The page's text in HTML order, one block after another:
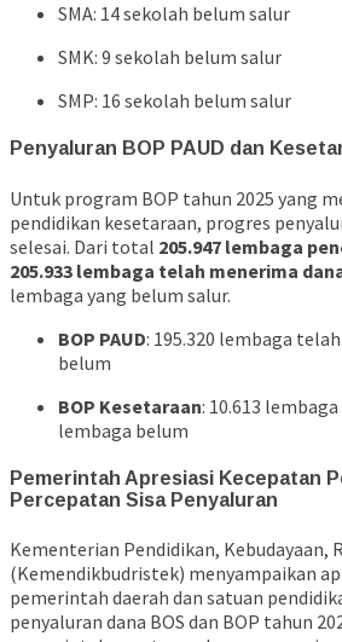
SMA: 14 sekolah belum salur
SMK: 9 sekolah belum salur
SMP: 16 sekolah belum salur
Penyaluran BOP PAUD dan
Untuk program BOP tahun 2025 yang
pendidikan kesetaraan, progres
selesai. Dari total 205.947 lembaga
205.933 lembaga telah menerima
lembaga yang belum salur.
BOP PAUD: 195.320 lembaga
belum
BOP Kesetaraan: 10.613
lembaga belum
Pemerintah Apresiasi Kecepatan
Percepatan Sisa Penyaluran
Kementerian Pendidikan, Kebudayaan,
(Kemendikbudristek) menyampaikan
pemerintah daerah dan satuan
penyaluran dana BOS dan BOP tahun